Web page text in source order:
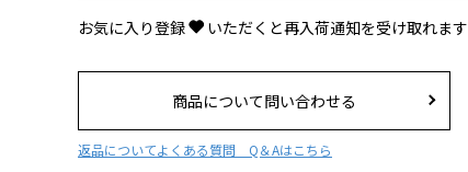
お気に入り登録 いただくと再入荷通知を受け取れます
商品について問い合わせる
返品についてよくある質問 Q＆Aはこちら